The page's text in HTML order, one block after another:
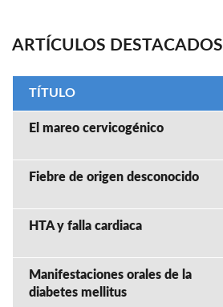
ARTÍCULOS DESTACADOS
TÍTULO
El mareo cervicogénico
Fiebre de origen desconocido
HTA y falla cardiaca
Manifestaciones orales de la
diabetes mellitus